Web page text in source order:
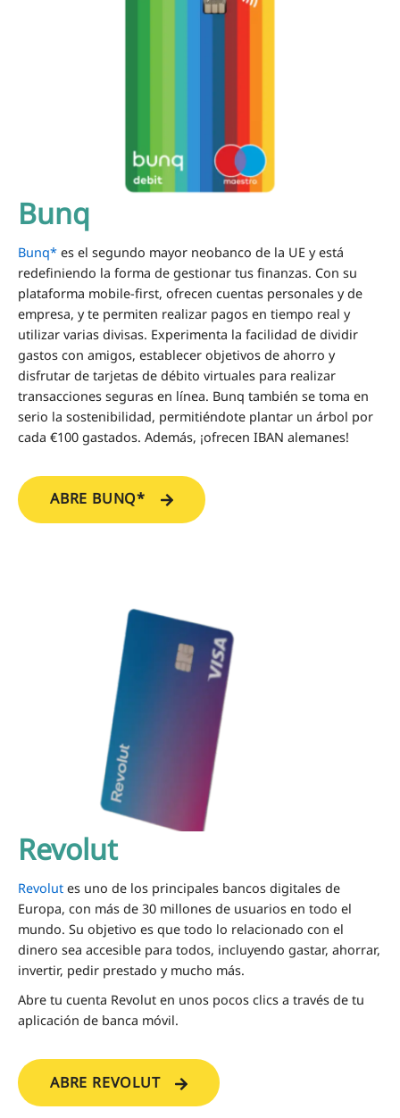
Bunq
Bunq* es el segundo mayor neobanco de la UE y está
redefiniendo la forma de gestionar tus finanzas. Con su
plataforma mobile-first, ofrecen cuentas personales y de
empresa, y te permiten realizar pagos en tiempo real y
utilizar varias divisas. Experimenta la facilidad de dividir
gastos con amigos, establecer objetivos de ahorro y
disfrutar de tarjetas de débito virtuales para realizar
transacciones seguras en línea. Bunq también se toma en
serio la sostenibilidad, permitiéndote plantar un árbol por
cada €100 gastados. Además, ¡ofrecen IBAN alemanes!
ABRE BUNQ*
Revolut
Revolut es uno de los principales bancos digitales de
Europa, con más de 30 millones de usuarios en todo el
mundo. Su objetivo es que todo lo relacionado con el
dinero sea accesible para todos, incluyendo gastar, ahorrar,
invertir, pedir prestado y mucho más.
Abre tu cuenta Revolut en unos pocos clics a través de tu
aplicación de banca móvil.
ABRE REVOLUT